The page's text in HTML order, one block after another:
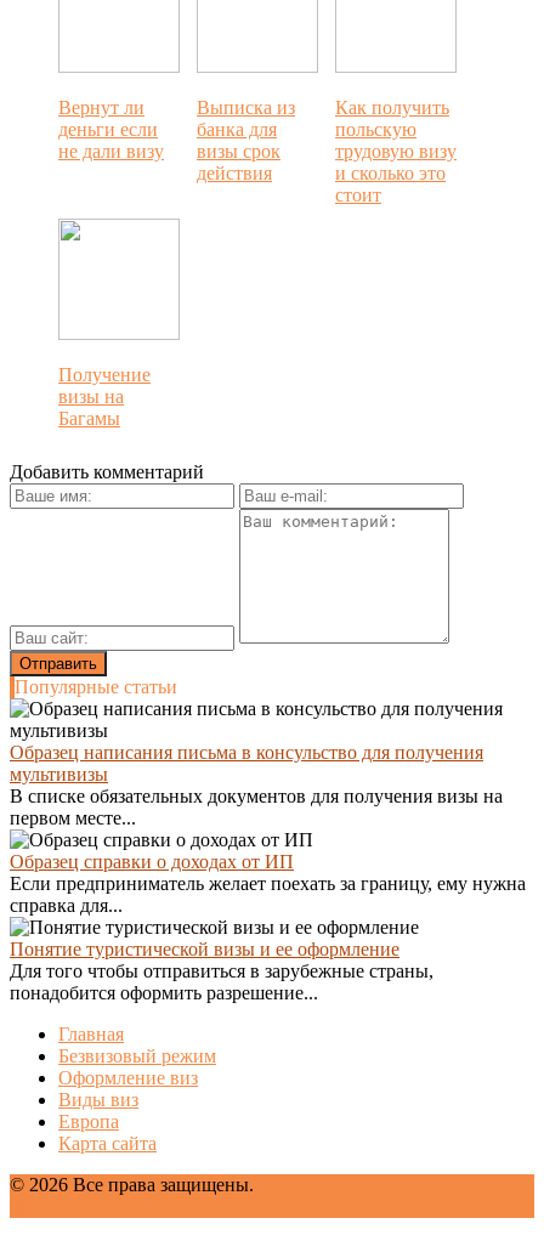
Вернут ли
деньги если
не дали визу
Выписка из
банка для
визы срок
действия
Как получить
польскую
трудовую визу
и cколько это
стоит
Получение
визы на
Багамы
Добавить комментарий
Популярные статьи
Образец написания письма в консульство для получения
мультивизы
В списке обязательных документов для получения визы на
первом месте...
Образец справки о доходах от ИП
Если предприниматель желает поехать за границу, ему нужна
справка для...
Понятие туристической визы и ее оформление
Для того чтобы отправиться в зарубежные страны,
понадобится оформить разрешение...
Главная
Безвизовый режим
Оформление виз
Виды виз
Европа
Карта сайта
© 2026 Все права защищены.